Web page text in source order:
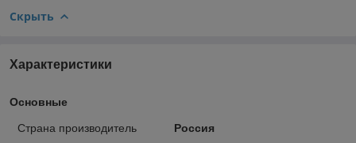
Скрыть
Характеристики
Основные
Страна производитель
Россия